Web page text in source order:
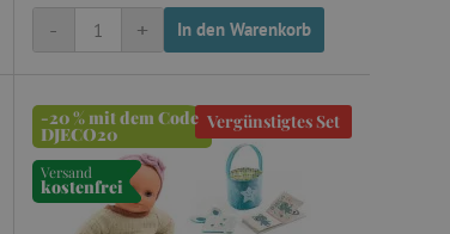
+
- In den Warenkorb
-20 % mit dem Code
DJECO20
Versand
kostenfrei
Vergünstigtes Set